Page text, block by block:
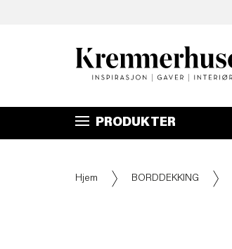
hovedinnhold
PRODUKTER
Hjem BORDDEKKING